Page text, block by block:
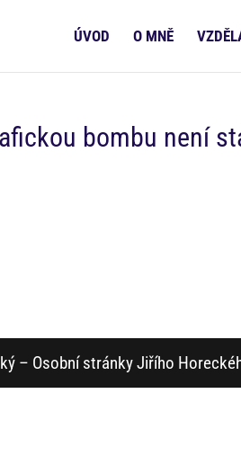
ÚVOD O MNĚ
bombu není
– Osobní stránky Jiřího